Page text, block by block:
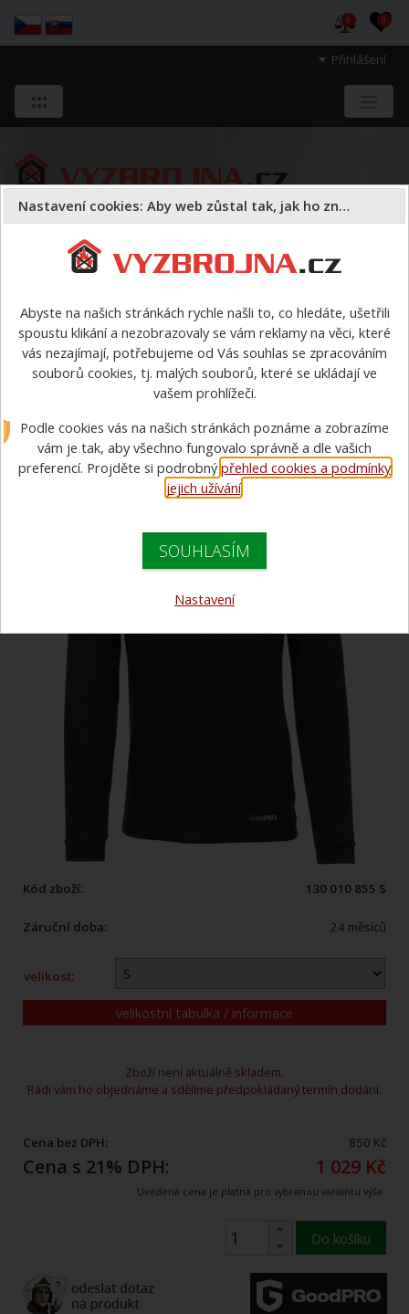
Přihlášení
0 0
a majetek druhých.
Oděvy kukly, spodní prádlo, ponožky> Nehořlavé
funkční spodní prádlo Felix - triko DR
prádlo Felix - triko DR
Kód zboží: 130 010 855 S
Záruční doba: 24 měsíců
velikost:
velikostní tabulka / informace
Zboží není aktuálně skladem.
Rádi vám ho objednáme a sdělíme předpokládaný termín dodání.
Cena bez DPH: 850 Kč
Cena s 21% DPH: 1 029 Kč
Uvedená cena je platná pro vybranou variantu výše.
Do košíku
Nastavení cookies: Aby web zůstal tak, jak ho znáte
Abyste na našich stránkách rychle našli to, co hledáte, ušetřili
spoustu klikání a nezobrazovaly se vám reklamy na věci, které
vás nezajímají, potřebujeme od Vás souhlas se zpracováním
souborů cookies, tj. malých souborů, které se ukládají ve
vašem prohlížeči.
Podle cookies vás na našich stránkách poznáme a zobrazíme
vám je tak, aby všechno fungovalo správně a dle vašich
preferencí. Projděte si podrobnýpřehled cookies a podmínky
jejich užívání.
SOUHLASÍM
Nastavení